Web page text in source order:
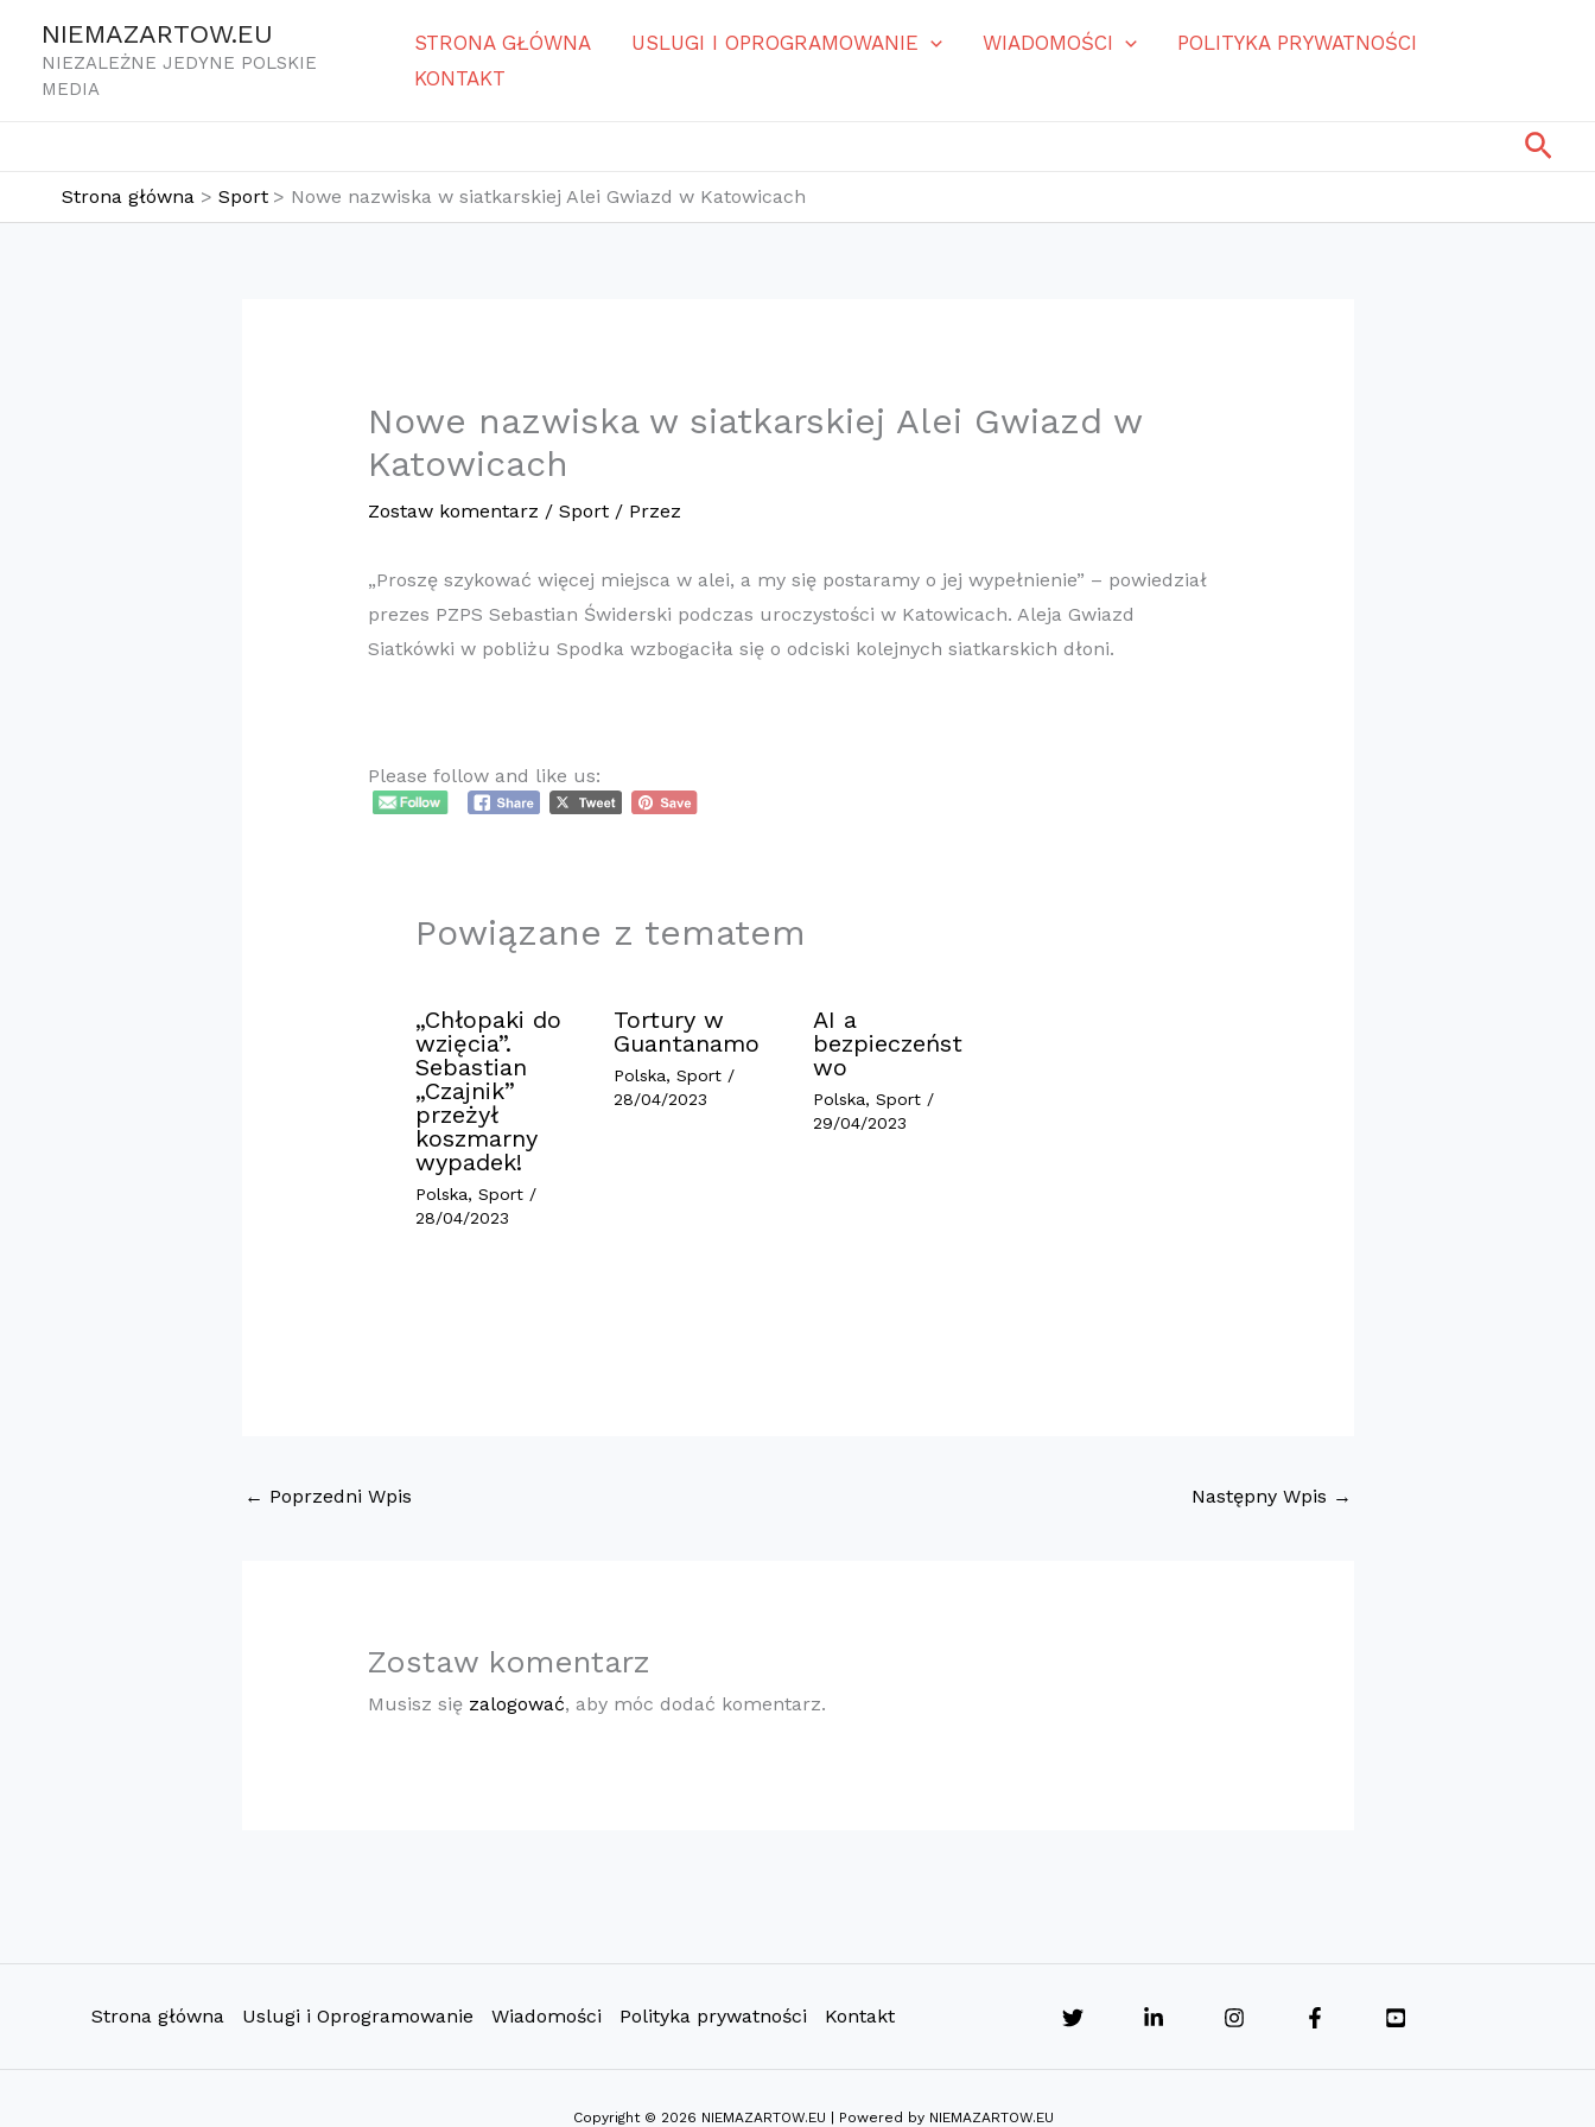
treści
NIEMAZARTOW.EU
NIEZALEŻNE JEDYNE POLSKIE
MEDIA
STRONA GŁÓWNA USLUGI I OPROGRAMOWANIE WIADOMOŚCI
POLITYKA PRYWATNOŚCI
KONTAKT
Strona główna Sport Nowe nazwiska w siatkarskiej Alei Gwiazd w Katowicach
Nowe nazwiska w siatkarskiej Alei Gwiazd w
Katowicach
Zostaw komentarz /Sport / Przez
„Proszę szykować więcej miejsca w alei, a my się postaramy o jej wypełnienie” – powiedział
prezes PZPS Sebastian Świderski podczas uroczystości w Katowicach. Aleja Gwiazd
Siatkówki w pobliżu Spodka wzbogaciła się o odciski kolejnych siatkarskich dłoni.
Please follow and like us:
Powiązane z tematem
„Chłopaki do
wzięcia”.
Sebastian
„Czajnik”
przeżył
koszmarny
wypadek!
Polska,Sport /
28/04/2023
Tortury w
Guantanamo
Polska,Sport /
28/04/2023
AI a
bezpieczeńst
wo
Polska, Sport/
29/04/2023
← Poprzedni Wpis Następny Wpis →
Zostaw komentarz
Musisz się zalogować, aby móc dodać komentarz.
Strona główna Uslugi i Oprogramowanie Wiadomości Polityka prywatności Kontakt
Copyright © 2026 NIEMAZARTOW.EU | Powered by NIEMAZARTOW.EU